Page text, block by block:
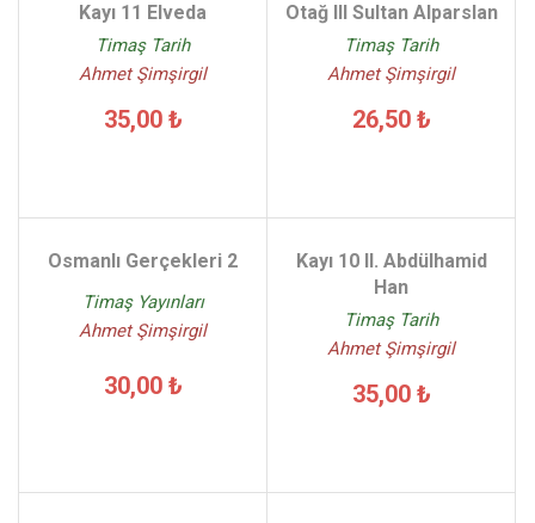
Kayı 11 Elveda
Timaş Tarih
Ahmet Şimşirgil
35,00 ₺
Otağ III Sultan Alparslan
Timaş Tarih
Ahmet Şimşirgil
26,50 ₺
Osmanlı Gerçekleri 2
Timaş Yayınları
Ahmet Şimşirgil
30,00 ₺
Kayı 10 II. Abdülhamid
Han
Timaş Tarih
Ahmet Şimşirgil
35,00 ₺